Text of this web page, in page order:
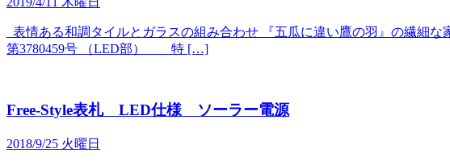
表情ある和調タイルとガラスの組み合わせ 『五瓜に違い鷹の羽』の繊細
第3780459号 （LED部） 特 […]
Free-Style表札 LED仕様 ソーラー電源
2018/9/25 火曜日